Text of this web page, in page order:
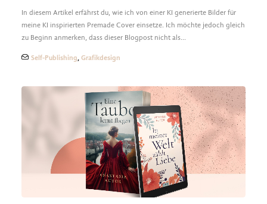
In diesem Artikel erfährst du, wie ich von einer KI generierte Bilder für
meine KI inspirierten Premade Cover einsetze. Ich möchte jedoch gleich
zu Beginn anmerken, dass dieser Blogpost nicht als…
Self-Publishing, Grafikdesign